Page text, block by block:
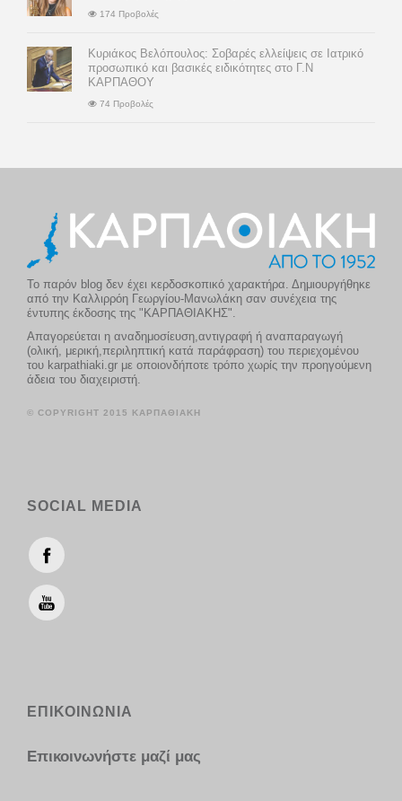
174 Προβολές
Κυριάκος Βελόπουλος: Σοβαρές ελλείψεις σε Ιατρικό
προσωπικό και βασικές ειδικότητες στο Γ.Ν
ΚΑΡΠΑΘΟΥ
74 Προβολές
Το παρόν blog δεν έχει κερδοσκοπικό χαρακτήρα. Δημιουργήθηκε
από την Καλλιρρόη Γεωργίου-Μανωλάκη σαν συνέχεια της
έντυπης έκδοσης της "ΚΑΡΠΑΘΙΑΚΗΣ".
Απαγορεύεται η αναδημοσίευση,αντιγραφή ή αναπαραγωγή
(ολική, μερική,περιληπτική κατά παράφραση) του περιεχομένου
του karpathiaki.gr με οποιονδήποτε τρόπο χωρίς την προηγούμενη
άδεια του διαχειριστή.
© COPYRIGHT 2015 ΚΑΡΠΑΘΙΑΚΗ
SOCIAL MEDIA
ΕΠΙΚΟΙΝΩΝΙΑ
Επικοινωνήστε μαζί μας